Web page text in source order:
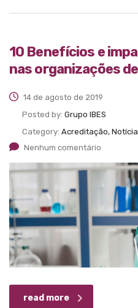
10 Benefícios e
nas organizações
14 de agosto de 2019
Posted by: Grupo IBES
Category: Acreditação,
Nenhum comentário
read more